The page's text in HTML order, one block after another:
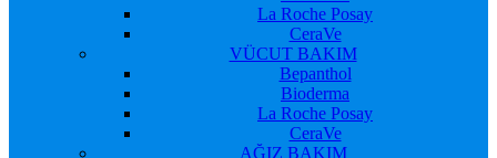
La Roche Posay
CeraVe
VÜCUT BAKIM
Bepanthol
Bioderma
La Roche Posay
CeraVe
AĞIZ BAKIM